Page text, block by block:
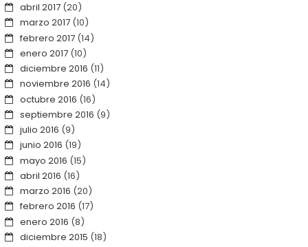
abril 2017(20)
marzo 2017(10)
febrero 2017(14)
enero 2017(10)
diciembre 2016 (11)
noviembre 2016 (14)
octubre 2016 (16)
septiembre 2016 (9)
julio 2016 (9)
junio 2016 (19)
mayo 2016 (15)
abril 2016 (16)
marzo 2016 (20)
febrero 2016 (17)
enero 2016 (8)
diciembre 2015 (18)